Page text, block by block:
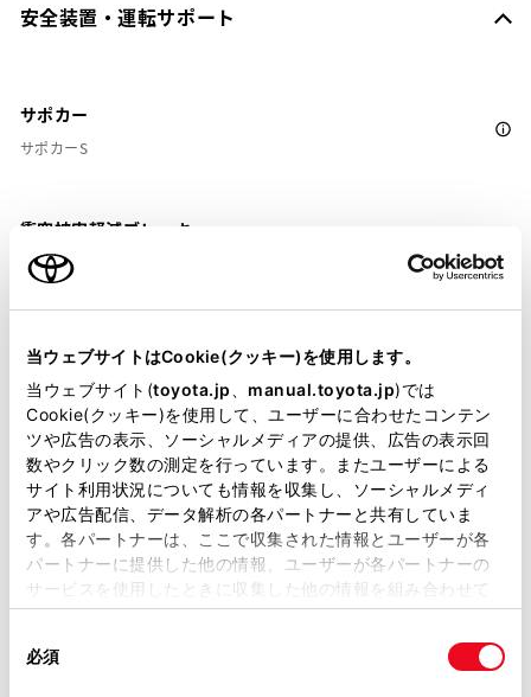
当ウェブサイトはCookie(クッキー)を使用します。
当ウェブサイト(toyota.jp manual.toyota.jp)では
Cookie(クッキー)を使用して、ユーザーに合わせたコンテン
ツや広告の表示、ソーシャルメディアの提供、広告の表示回
数やクリック数の測定を行っています。またユーザーによる
サイト利用状況についても情報を収集し、ソーシャルメディ
アや広告配信、データ解析の各パートナーと共有していま
す。各パートナーは、ここで収集された情報とユーザーが各
パートナーに提供した他の情報、ユーザーが各パートナーの
サービスを使用したときに収集した他の情報を組み合わせて
使用することがあります。当ウェブサイトの使用を続行する
必須
安全装置・運転サポート
サポカー
サポカーS
衝突被害軽減ブレーキ
Toyota Safety Sense・Lexus Safety Systemのﾌﾟﾘｸﾗｯｼｭｾｰﾌﾃｨ
（対車両・歩行者）
車線逸脱警報
クルーズコントロール
先進ライト
ブラインドスポットモニター（後側方検知）